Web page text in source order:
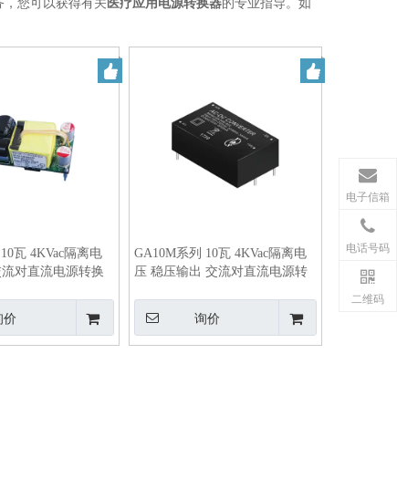
您可以获得有关 医疗应用电源转换器的专业指导。如
瓦 4KVac隔离电
对直流电源转换
价
GA10M系列 10瓦 4KVac隔离电
压 稳压输出 交流对直流电源转
询价
电子信箱
电话号码
二维码